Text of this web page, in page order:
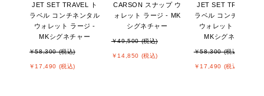
JET SET TRAVEL ト
ラベル コンチネンタル
ウォレット ラージ -
MKシグネチャー
￥58,300 (税込)
￥17,490 (税込)
CARSON スナップ ウ
ォレット ラージ - MK
シグネチャー
￥49,500 (税込)
￥14,850 (税込)
JET SET TRAVEL ト
ラベル コンチネンタ
ウォレット ラージ -
MKシグネチャー
￥58,300 (税込)
￥17,490 (税込)